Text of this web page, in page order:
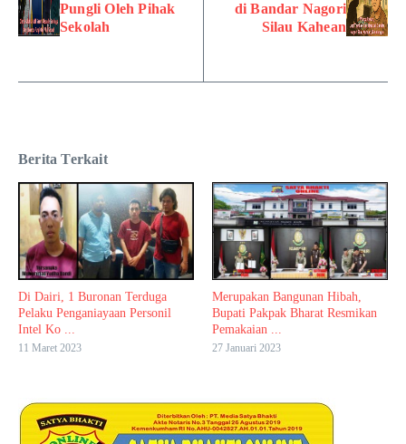
Pungli Oleh Pihak
Sekolah
di Bandar Nagori
Silau Kahean
Berita Terkait
Di Dairi, 1 Buronan Terduga
Pelaku Penganiayaan Personil
Intel Ko ...
11 Maret 2023
Merupakan Bangunan Hibah,
Bupati Pakpak Bharat Resmikan
Pemakaian ...
27 Januari 2023